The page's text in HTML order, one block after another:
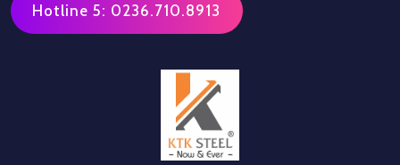
Hotline 5: 0236.710.8913